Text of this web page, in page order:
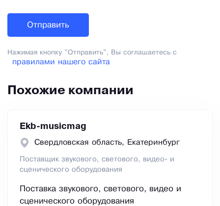
Нажимая кнопку "Отправить", Вы соглашаетесь с
правилами нашего сайта
Похожие компании
Ekb-musicmag
Свердловская область, Екатеринбург
Поставщик звукового, светового, видео- и
сценического оборудования
Поставка звукового, светового, видео и
сценического оборудования